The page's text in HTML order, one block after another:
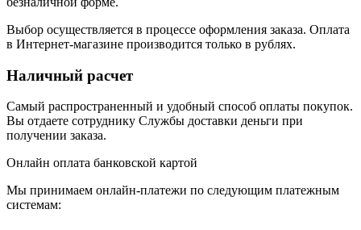
Выбор осуществляется в процессе оформления заказа. Оплата
в Интернет-магазине производится только в рублях.
Наличный расчет
Самый распространенный и удобный способ оплаты покупок.
Вы отдаете сотруднику Службы доставки деньги при
получении заказа.
Онлайн оплата банковской картой
Мы принимаем онлайн-платежи по cледующим платежным
системам: